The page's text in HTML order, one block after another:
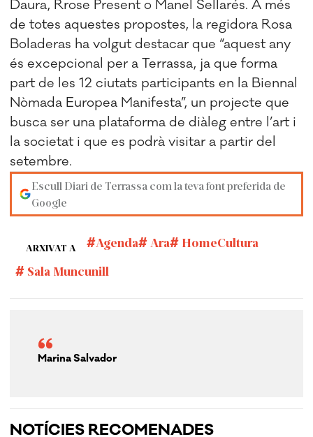
Daura, Rrose Present o Manel Sellarés. A més
de totes aquestes propostes, la regidora Rosa
Boladeras ha volgut destacar que “aquest any
és excepcional per a Terrassa, ja que forma
part de les 12 ciutats participants en la Biennal
Nòmada Europea Manifesta”, un projecte que
busca ser una plataforma de diàleg entre l’art i
la societat i que es podrà visitar a partir del
setembre.
Escull Diari de Terrassa com la teva font preferida de
Google
ARXIVAT A Agenda Ara
HomeCultura
Sala Muncunill
Marina Salvador
NOTÍCIES RECOMENADES